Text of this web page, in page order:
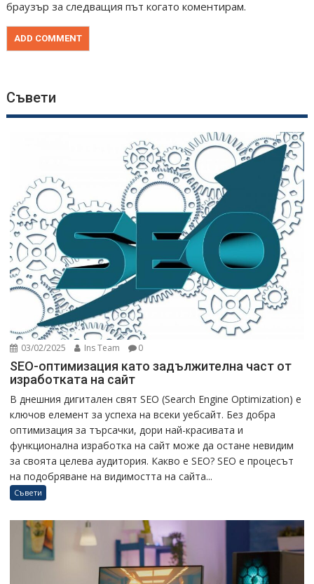
браузър за следващия път когато коментирам.
Съвети
03/02/2025 Ins Team 0
SEO-оптимизация като задължителна част от
изработката на сайт
В днешния дигитален свят SEO (Search Engine Optimization) е
ключов елемент за успеха на всеки уебсайт. Без добра
оптимизация за търсачки, дори най-красивата и
функционална изработка на сайт може да остане невидим
за своята целева аудитория. Какво е SEO? SEO е процесът
на подобряване на видимостта на сайта...
Съвети